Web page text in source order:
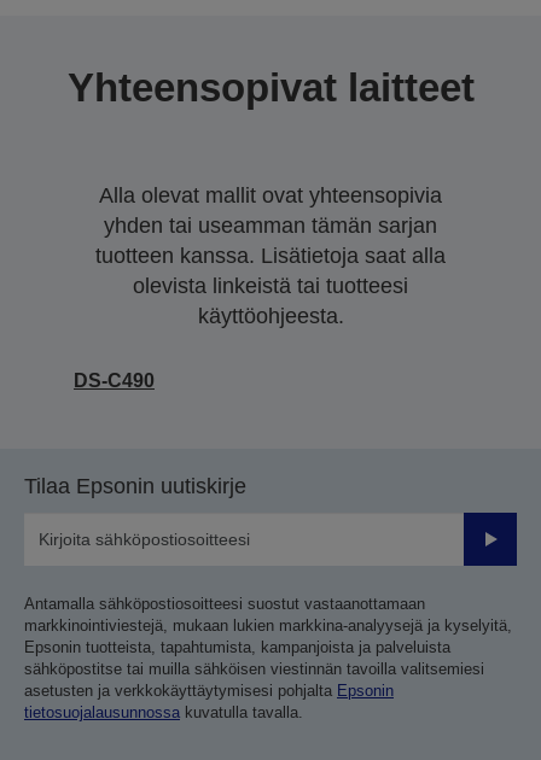
Yhteensopivat laitteet
Alla olevat mallit ovat yhteensopivia
yhden tai useamman tämän sarjan
tuotteen kanssa. Lisätietoja saat alla
olevista linkeistä tai tuotteesi
käyttöohjeesta.
DS-C490
Tilaa Epsonin uutiskirje
Lähetä
Antamalla sähköpostiosoitteesi suostut vastaanottamaan
markkinointiviestejä, mukaan lukien markkina-analyysejä ja kyselyitä,
Epsonin tuotteista, tapahtumista, kampanjoista ja palveluista
sähköpostitse tai muilla sähköisen viestinnän tavoilla valitsemiesi
asetusten ja verkkokäyttäytymisesi pohjalta Epsonin
tietosuojalausunnossa kuvatulla tavalla.